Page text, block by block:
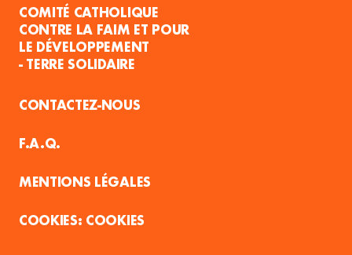
COMITÉ CATHOLIQUE
CONTRE LA FAIM ET POUR
LE DÉVELOPPEMENT
- TERRE SOLIDAIRE
CONTACTEZ-NOUS
F.A.Q.
MENTIONS LÉGALES
COOKIES